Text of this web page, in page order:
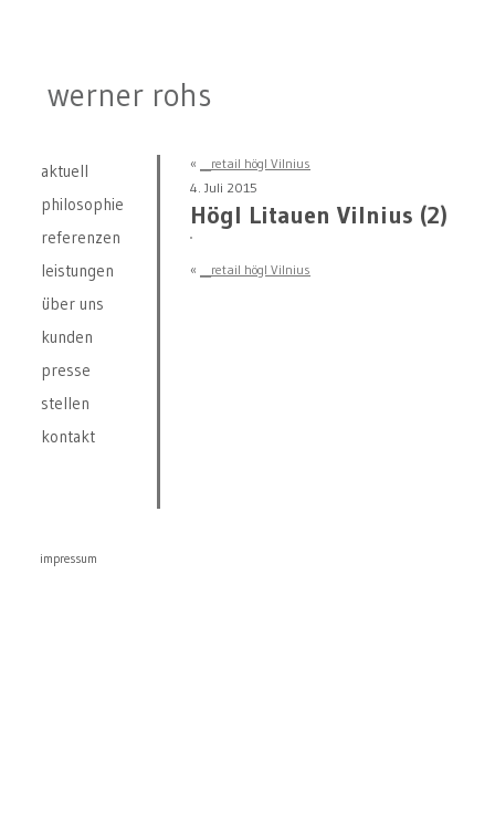
werner rohs
aktuell
philosophie
referenzen
leistungen
über uns
kunden
presse
stellen
kontakt
«
__retail högl Vilnius
4. Juli 2015
Högl Litauen Vilnius (2)
« __retail högl Vilnius
impressum